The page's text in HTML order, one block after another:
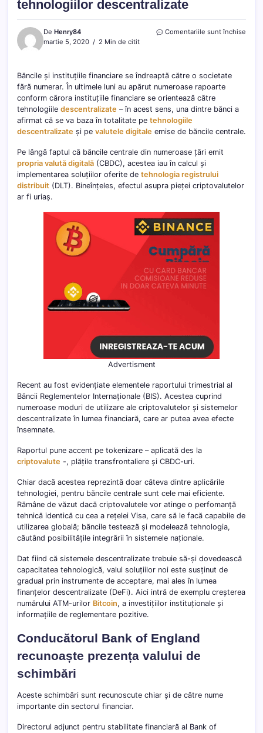
tehnologiilor descentralizate
De Henry84
martie 5, 2020
2 Min de citit
Comentariile sunt închise
Băncile și instituțiile financiare se îndreaptă către o societate
fără numerar. În ultimele luni au apărut numeroase rapoarte
conform cărora instituțiile financiare se orientează către
tehnologiile descentralizate – în acest sens, una dintre bănci a
afirmat că se va baza în totalitate pe tehnologiile
descentralizate și pe valutele digitale emise de băncile centrale.
Pe lângă faptul că băncile centrale din numeroase țări emit
propria valută digitală (CBDC), acestea iau în calcul și
implementarea soluțiilor oferite de tehnologia registrului
distribuit (DLT). Bineînțeles, efectul asupra pieței criptovalutelor
ar fi uriaș.
Advertisment
Recent au fost evidențiate elementele raportului trimestrial al
Băncii Reglementelor Internaționale (BIS). Acestea cuprind
numeroase moduri de utilizare ale criptovalutelor și sistemelor
descentralizate în lumea financiară, care ar putea avea efecte
însemnate.
Raportul pune accent pe tokenizare – aplicată des la
criptovalute -, plățile transfrontaliere și CBDC-uri.
Chiar dacă acestea reprezintă doar câteva dintre aplicările
tehnologiei, pentru băncile centrale sunt cele mai eficiente.
Rămâne de văzut dacă criptovalutele vor atinge o perfomanță
tehnică identică cu cea a rețelei Visa, care să le facă capabile de
utilizarea globală; băncile testează și modelează tehnologia,
căutând posibilitățile integrării în sistemele naționale.
Dat fiind că sistemele descentralizate trebuie să-și dovedească
capacitatea tehnologică, valul soluțiilor noi este susținut de
gradual prin instrumente de acceptare, mai ales în lumea
finanțelor descentralizate (DeFi). Aici intră de exemplu creșterea
numărului ATM-urilor Bitcoin, a investițiilor instituționale și
informațiile de reglementare pozitive.
Conducătorul Bank of England
recunoaște prezența valului de
schimbări
Aceste schimbări sunt recunoscute chiar și de către nume
importante din sectorul financiar.
Directorul adjunct pentru stabilitate financiară al Bank of